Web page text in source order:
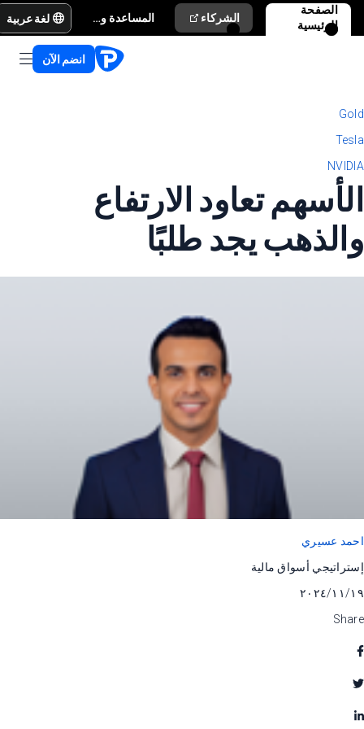
الصفحة
الرئيسية
الشركاء المساعدة والدعم لغة عربية
انضم الآن
Gold
Tesla
NVIDIA
الأسهم تعاود الارتفاع
والذهب يجد طلبًا
احمد عسيري
إستراتيجي أسواق مالية
١٩‏/١١‏/٢٠٢٤
Share